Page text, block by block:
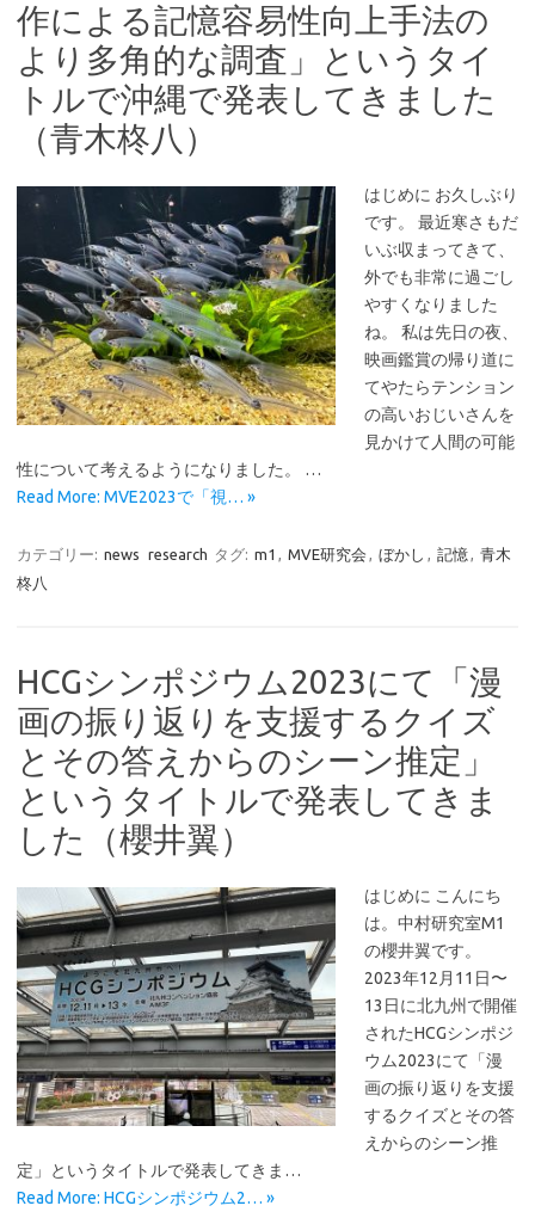
作による記憶容易性向上手法の
より多角的な調査」というタイ
トルで沖縄で発表してきました
（青木柊八）
はじめに お久しぶり
です。 最近寒さもだ
いぶ収まってきて、
外でも非常に過ごし
やすくなりました
ね。 私は先日の夜、
映画鑑賞の帰り道に
てやたらテンション
の高いおじいさんを
見かけて人間の可能
性について考えるようになりました。 …
Read More: MVE2023で「視… »
カテゴリー: news research タグ: m1 , MVE研究会 , ぼかし , 記憶, 青木
柊八
HCGシンポジウム2023にて「漫
画の振り返りを支援するクイズ
とその答えからのシーン推定」
というタイトルで発表してきま
した（櫻井翼）
はじめに こんにち
は。中村研究室M1
の櫻井翼です。
2023年12月11日〜
13日に北九州で開催
されたHCGシンポジ
ウム2023にて「漫
画の振り返りを支援
するクイズとその答
えからのシーン推
定」というタイトルで発表してきま…
Read More: HCGシンポジウム2… »